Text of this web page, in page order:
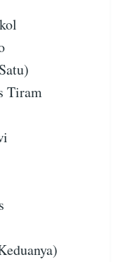
Tiram